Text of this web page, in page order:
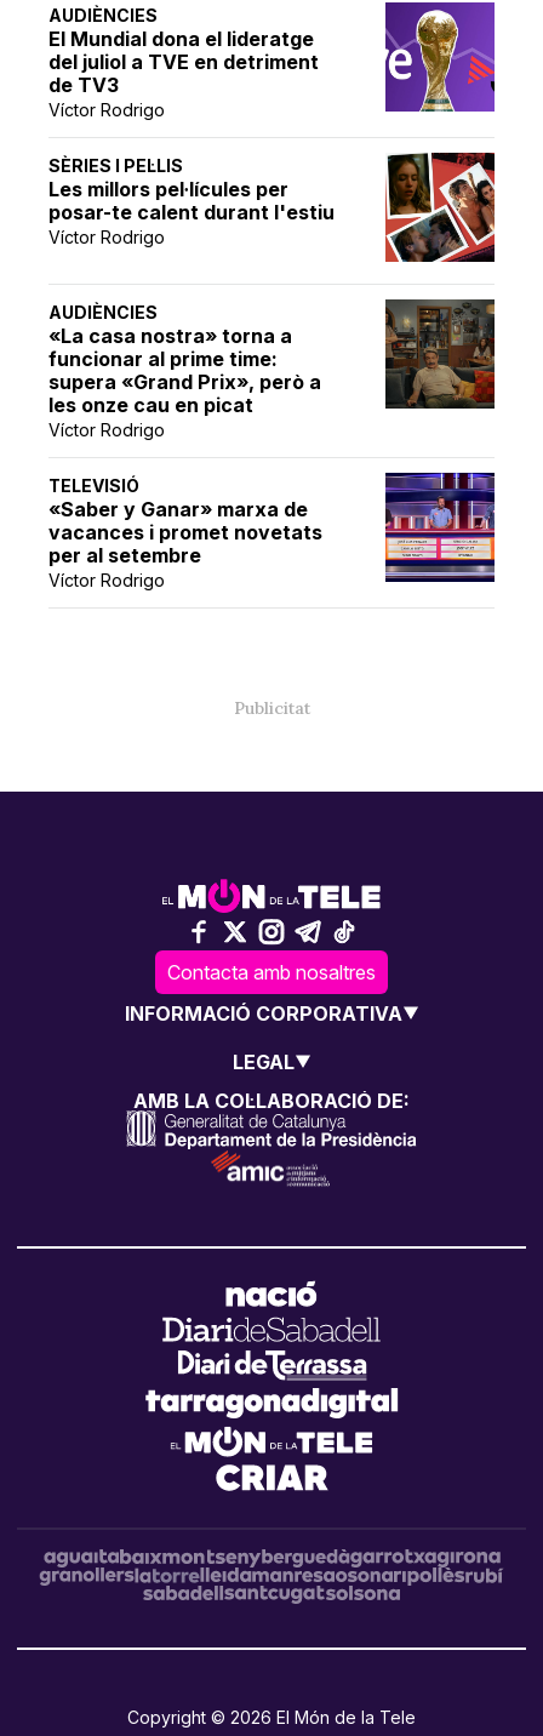
AUDIÈNCIES
El Mundial dona el lideratge
del juliol a TVE en detriment
de TV3
Víctor Rodrigo
SÈRIES I PEL·LIS
Les millors pel·lícules per
posar-te calent durant l'estiu
Víctor Rodrigo
AUDIÈNCIES
«La casa nostra» torna a
funcionar al prime time:
supera «Grand Prix», però a
les onze cau en picat
Víctor Rodrigo
TELEVISIÓ
«Saber y Ganar» marxa de
vacances i promet novetats
per al setembre
Víctor Rodrigo
Contacta amb nosaltres
INFORMACIÓ CORPORATIVA
LEGAL
AMB LA COL·LABORACIÓ DE:
Copyright © 2026 El Món de la Tele